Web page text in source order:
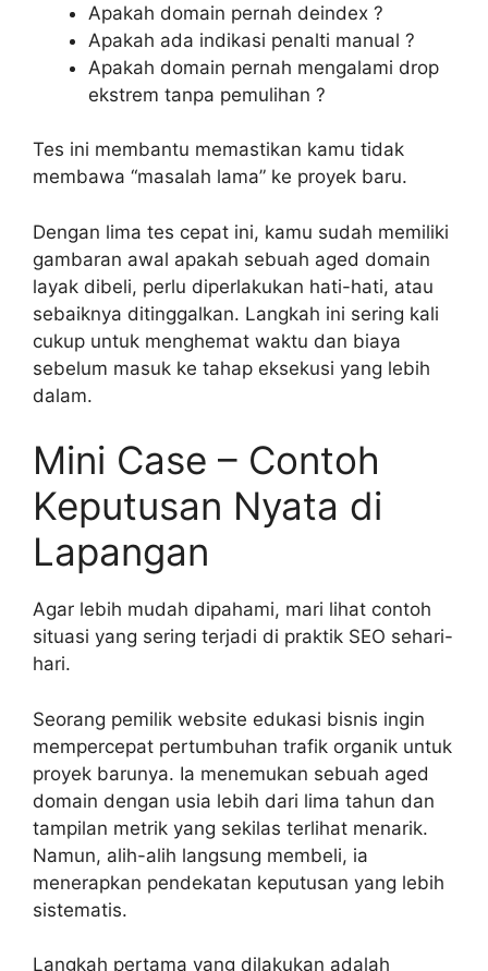
Apakah domain pernah deindex ?
Apakah ada indikasi penalti manual ?
Apakah domain pernah mengalami drop
ekstrem tanpa pemulihan ?
Tes ini membantu memastikan kamu tidak
membawa “masalah lama” ke proyek baru.
Dengan lima tes cepat ini, kamu sudah memiliki
gambaran awal apakah sebuah aged domain
layak dibeli, perlu diperlakukan hati-hati, atau
sebaiknya ditinggalkan. Langkah ini sering kali
cukup untuk menghemat waktu dan biaya
sebelum masuk ke tahap eksekusi yang lebih
dalam.
Mini Case – Contoh
Keputusan Nyata di
Lapangan
Agar lebih mudah dipahami, mari lihat contoh
situasi yang sering terjadi di praktik SEO sehari-
hari.
Seorang pemilik website edukasi bisnis ingin
mempercepat pertumbuhan trafik organik untuk
proyek barunya. Ia menemukan sebuah aged
domain dengan usia lebih dari lima tahun dan
tampilan metrik yang sekilas terlihat menarik.
Namun, alih-alih langsung membeli, ia
menerapkan pendekatan keputusan yang lebih
sistematis.
Langkah pertama yang dilakukan adalah